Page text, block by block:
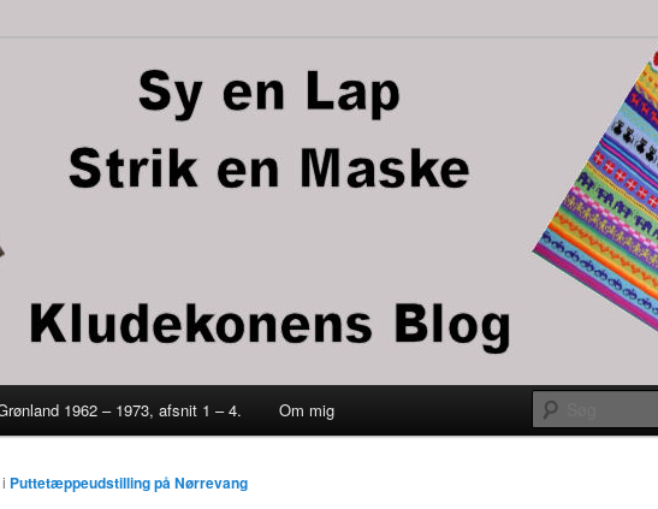
en maske
1962 – 1973, afsnit 1 – 4. Om mig
i Puttetæppeudstilling på Nørrevang